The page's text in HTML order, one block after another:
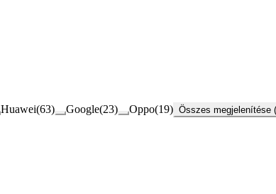
Huawei(63) Google(23) Oppo(19) Összes megjelenítése